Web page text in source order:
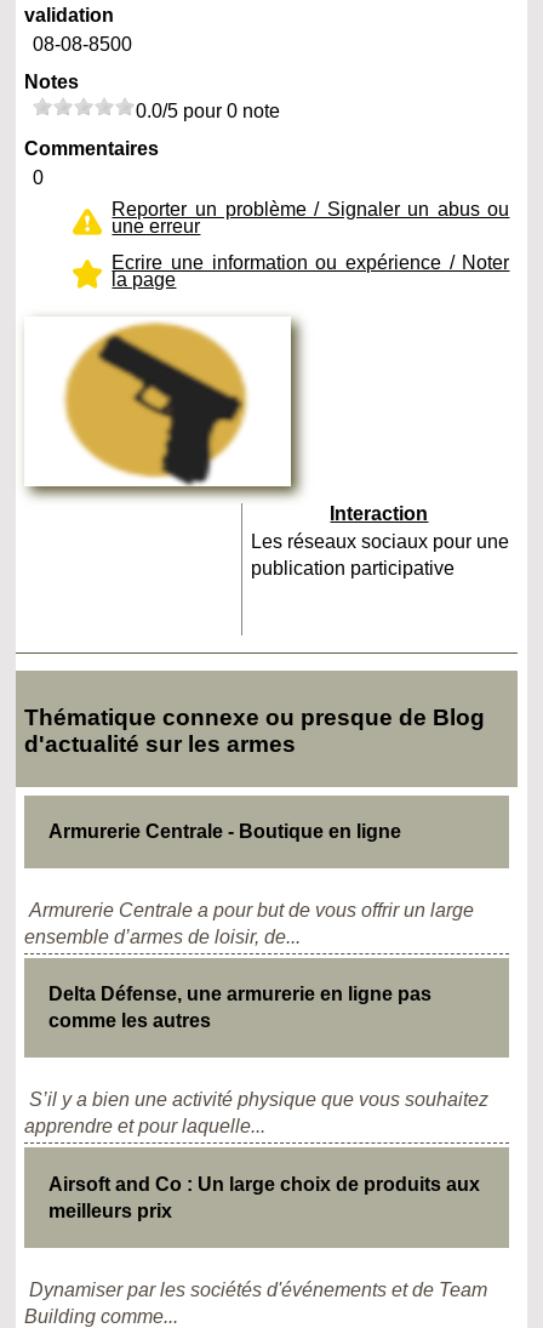
validation
08-08-8500
Notes
0.0/5 pour 0 note
Commentaires
0
Reporter un problème / Signaler un abus ou
une erreur
Ecrire une information ou expérience / Noter
la page
Interaction
Les réseaux sociaux pour une
publication participative
Thématique connexe ou presque de Blog
d'actualité sur les armes
Armurerie Centrale - Boutique en ligne
Armurerie Centrale a pour but de vous offrir un large
ensemble d’armes de loisir, de...
Delta Défense, une armurerie en ligne pas
comme les autres
S’il y a bien une activité physique que vous souhaitez
apprendre et pour laquelle...
Airsoft and Co : Un large choix de produits aux
meilleurs prix
Dynamiser par les sociétés d'événements et de Team
Building comme...